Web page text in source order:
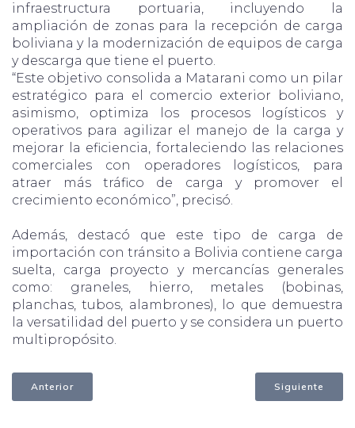
infraestructura portuaria, incluyendo la
ampliación de zonas para la recepción de carga
boliviana y la modernización de equipos de carga
y descarga que tiene el puerto.
“Este objetivo consolida a Matarani como un pilar
estratégico para el comercio exterior boliviano,
asimismo, optimiza los procesos logísticos y
operativos para agilizar el manejo de la carga y
mejorar la eficiencia, fortaleciendo las relaciones
comerciales con operadores logísticos, para
atraer más tráfico de carga y promover el
crecimiento económico”, precisó.
Además, destacó que este tipo de carga de
importación con tránsito a Bolivia contiene carga
suelta, carga proyecto y mercancías generales
como: graneles, hierro, metales (bobinas,
planchas, tubos, alambrones), lo que demuestra
la versatilidad del puerto y se considera un puerto
multipropósito.
Anterior Siguiente